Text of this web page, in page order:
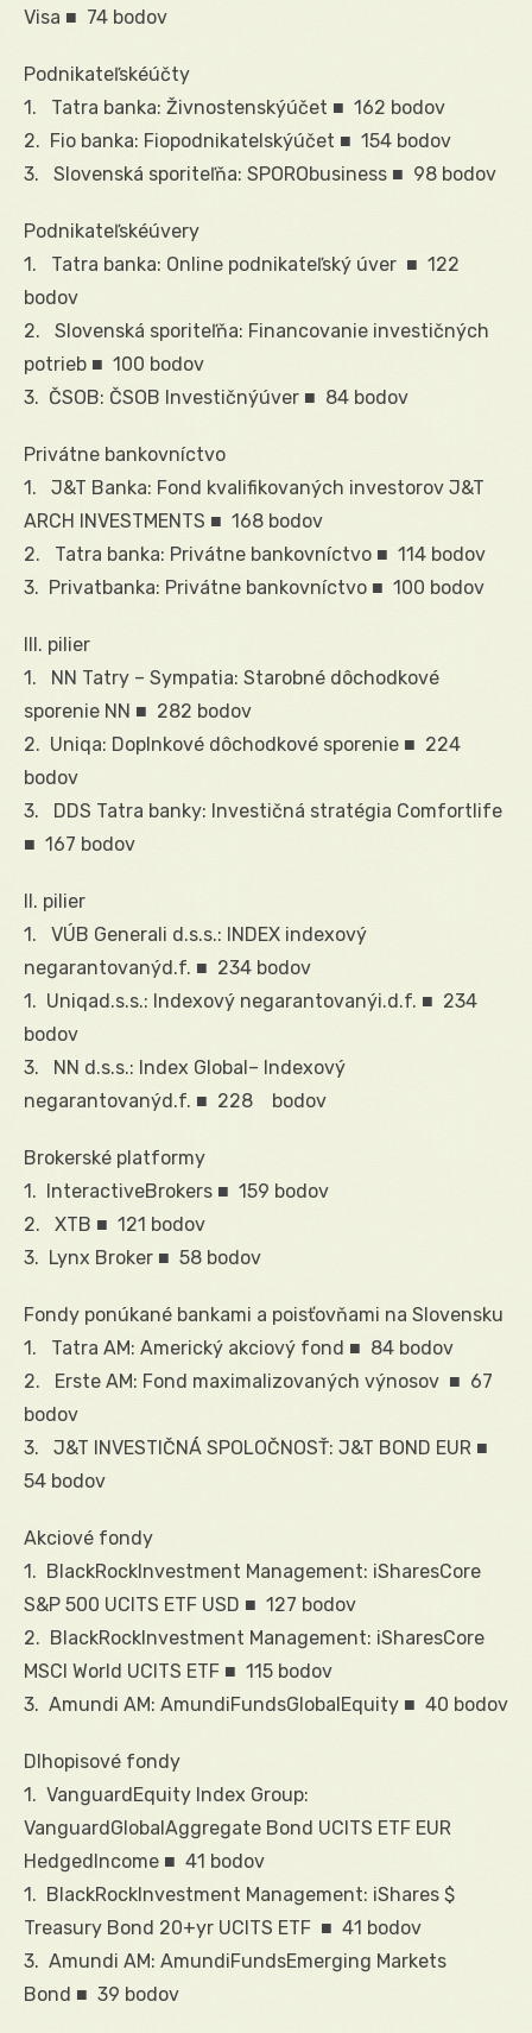
Visa ■ 74 bodov
Podnikateľskéúčty
1. Tatra banka: Živnostenskýúčet ■ 162 bodov
2. Fio banka: Fiopodnikatelskýúčet ■ 154 bodov
3. Slovenská sporiteľňa: SPORObusiness ■ 98 bodov
Podnikateľskéúvery
1. Tatra banka: Online podnikateľský úver ■ 122
bodov
2. Slovenská sporiteľňa: Financovanie investičných
potrieb ■ 100 bodov
3. ČSOB: ČSOB Investičnýúver ■ 84 bodov
Privátne bankovníctvo
1. J&T Banka: Fond kvalifikovaných investorov J&T
ARCH INVESTMENTS ■ 168 bodov
2. Tatra banka: Privátne bankovníctvo ■ 114 bodov
3. Privatbanka: Privátne bankovníctvo ■ 100 bodov
III. pilier
1. NN Tatry – Sympatia: Starobné dôchodkové
sporenie NN ■ 282 bodov
2. Uniqa: Doplnkové dôchodkové sporenie ■ 224
bodov
3. DDS Tatra banky: Investičná stratégia Comfortlife
■ 167 bodov
II. pilier
1. VÚB Generali d.s.s.: INDEX indexový
negarantovanýd.f. ■ 234 bodov
1. Uniqad.s.s.: Indexový negarantovanýi.d.f. ■ 234
bodov
3. NN d.s.s.: Index Global– Indexový
negarantovanýd.f. ■ 228 bodov
Brokerské platformy
1. InteractiveBrokers ■ 159 bodov
2. XTB ■ 121 bodov
3. Lynx Broker ■ 58 bodov
Fondy ponúkané bankami a poisťovňami na Slovensku
1. Tatra AM: Americký akciový fond ■ 84 bodov
2. Erste AM: Fond maximalizovaných výnosov ■ 67
bodov
3. J&T INVESTIČNÁ SPOLOČNOSŤ: J&T BOND EUR ■
54 bodov
Akciové fondy
1. BlackRockInvestment Management: iSharesCore
S&P 500 UCITS ETF USD ■ 127 bodov
2. BlackRockInvestment Management: iSharesCore
MSCI World UCITS ETF ■ 115 bodov
3. Amundi AM: AmundiFundsGlobalEquity ■ 40 bodov
Dlhopisové fondy
1. VanguardEquity Index Group:
VanguardGlobalAggregate Bond UCITS ETF EUR
HedgedIncome ■ 41 bodov
1. BlackRockInvestment Management: iShares $
Treasury Bond 20+yr UCITS ETF ■ 41 bodov
3. Amundi AM: AmundiFundsEmerging Markets
Bond ■ 39 bodov